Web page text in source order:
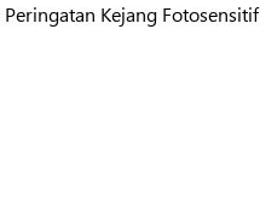
Peringatan Kejang Fotosensitif